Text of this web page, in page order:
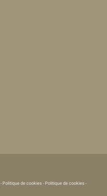
-Politique de cookies -Politique de cookies -